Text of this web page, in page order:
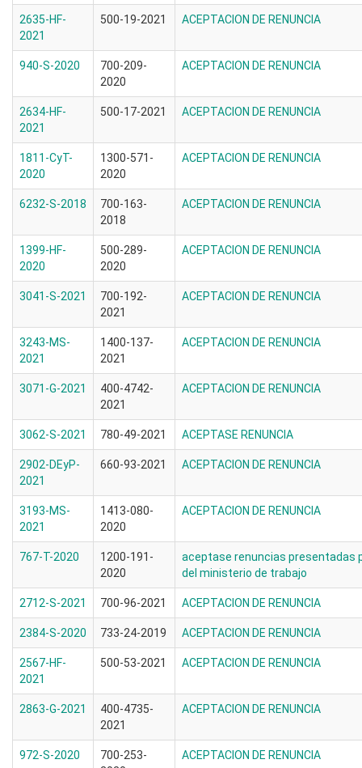
2635-HF-
2021
500-19-2021 ACEPTACION DE RENUNCIA
940-S-2020
700-209-
2020
ACEPTACION DE RENUNCIA
2634-HF-
2021
500-17-2021 ACEPTACION DE RENUNCIA
1811-CyT-
2020
1300-571-
2020
ACEPTACION DE RENUNCIA
6232-S-2018
700-163-
2018
ACEPTACION DE RENUNCIA
1399-HF-
2020
500-289-
2020
ACEPTACION DE RENUNCIA
3041-S-2021
700-192-
2021
ACEPTACION DE RENUNCIA
3243-MS-
2021
1400-137-
2021
ACEPTACION DE RENUNCIA
3071-G-2021
400-4742-
2021
ACEPTACION DE RENUNCIA
3062-S-2021 780-49-2021 ACEPTASE RENUNCIA
2902-DEyP-
2021
660-93-2021 ACEPTACION DE RENUNCIA
3193-MS-
2021
1413-080-
2020
ACEPTACION DE RENUNCIA
767-T-2020
1200-191-
2020
aceptase renuncias presentadas
del ministerio de trabajo
2712-S-2021 700-96-2021 ACEPTACION DE RENUNCIA
2384-S-2020 733-24-2019 ACEPTACION DE RENUNCIA
2567-HF-
2021
500-53-2021 ACEPTACION DE RENUNCIA
2863-G-2021
400-4735-
2021
ACEPTACION DE RENUNCIA
972-S-2020
700-253-
ACEPTACION DE RENUNCIA